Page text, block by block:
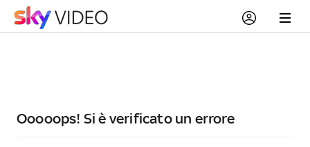
Ooooops! Si è verificato un errore